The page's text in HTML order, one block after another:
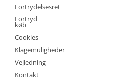
Fortrydelsesret
Fortryd
køb
Cookies
Klagemuligheder
Vejledning
Kontakt